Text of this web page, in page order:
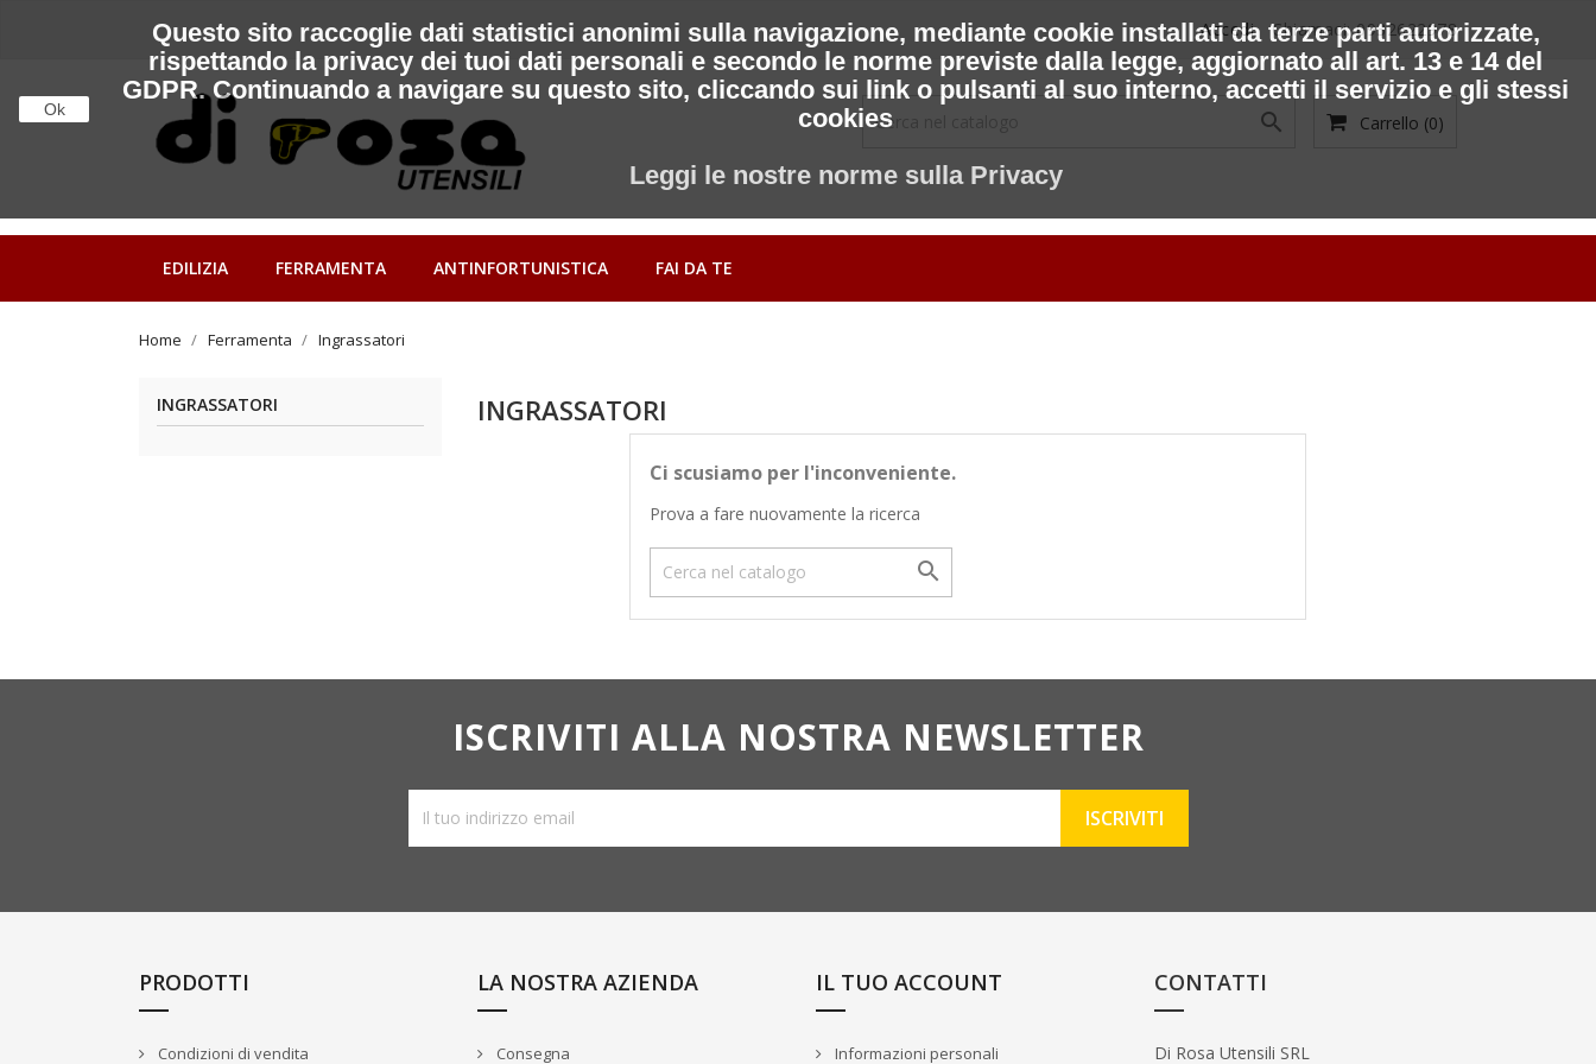
Accedi Chiamaci:0932622978
Carrello (0)

EDILIZIA FERRAMENTA ANTINFORTUNISTICA FAI DA TE
Home Ferramenta Ingrassatori
INGRASSATORI INGRASSATORI
Ci scusiamo per l'inconveniente.
Prova a fare nuovamente la ricerca

ISCRIVITI ALLA NOSTRA NEWSLETTER
PRODOTTI
Condizioni di vendita
LA NOSTRA AZIENDA
Consegna
IL TUO ACCOUNT
Informazioni personali
CONTATTI
Di Rosa Utensili SRL
Ok
Questo sito raccoglie dati statistici anonimi sulla navigazione, mediante cookie installati da terze parti autorizzate,
rispettando la privacy dei tuoi dati personali e secondo le norme previste dalla legge, aggiornato all art. 13 e 14 del
GDPR. Continuando a navigare su questo sito, cliccando sui link o pulsanti al suo interno, accetti il servizio e gli stessi
cookies
Leggi le nostre norme sulla Privacy